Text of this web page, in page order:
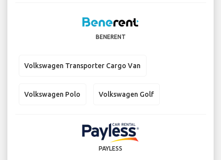
BENERENT
Volkswagen Transporter Cargo Van
Volkswagen Polo Volkswagen Golf
PAYLESS